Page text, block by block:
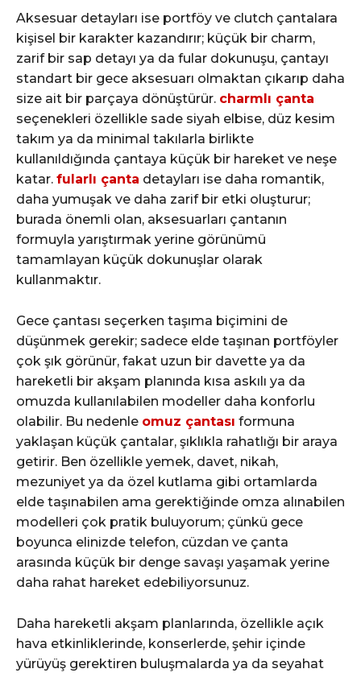
Aksesuar detayları ise portföy ve clutch çantalara
kişisel bir karakter kazandırır; küçük bir charm,
zarif bir sap detayı ya da fular dokunuşu, çantayı
standart bir gece aksesuarı olmaktan çıkarıp daha
size ait bir parçaya dönüştürür. charmlı çanta
seçenekleri özellikle sade siyah elbise, düz kesim
takım ya da minimal takılarla birlikte
kullanıldığında çantaya küçük bir hareket ve neşe
katar. fularlı çanta detayları ise daha romantik,
daha yumuşak ve daha zarif bir etki oluşturur;
burada önemli olan, aksesuarları çantanın
formuyla yarıştırmak yerine görünümü
tamamlayan küçük dokunuşlar olarak
kullanmaktır.
Gece çantası seçerken taşıma biçimini de
düşünmek gerekir; sadece elde taşınan portföyler
çok şık görünür, fakat uzun bir davette ya da
hareketli bir akşam planında kısa askılı ya da
omuzda kullanılabilen modeller daha konforlu
olabilir. Bu nedenle omuz çantası formuna
yaklaşan küçük çantalar, şıklıkla rahatlığı bir araya
getirir. Ben özellikle yemek, davet, nikah,
mezuniyet ya da özel kutlama gibi ortamlarda
elde taşınabilen ama gerektiğinde omza alınabilen
modelleri çok pratik buluyorum; çünkü gece
boyunca elinizde telefon, cüzdan ve çanta
arasında küçük bir denge savaşı yaşamak yerine
daha rahat hareket edebiliyorsunuz.
Daha hareketli akşam planlarında, özellikle açık
hava etkinliklerinde, konserlerde, şehir içinde
yürüyüş gerektiren buluşmalarda ya da seyahat